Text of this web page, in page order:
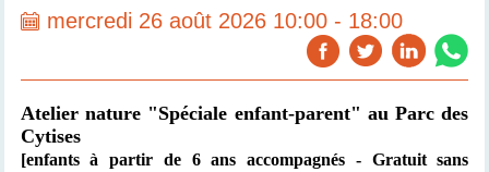
mercredi 26 août 2026 10:00 - 18:00
Atelier nature "Spéciale enfant-parent" au Parc des
Cytises
[enfants à partir de 6 ans accompagnés - Gratuit sans